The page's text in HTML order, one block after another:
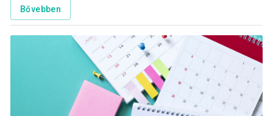
alábbiak szerint.
Bővebben